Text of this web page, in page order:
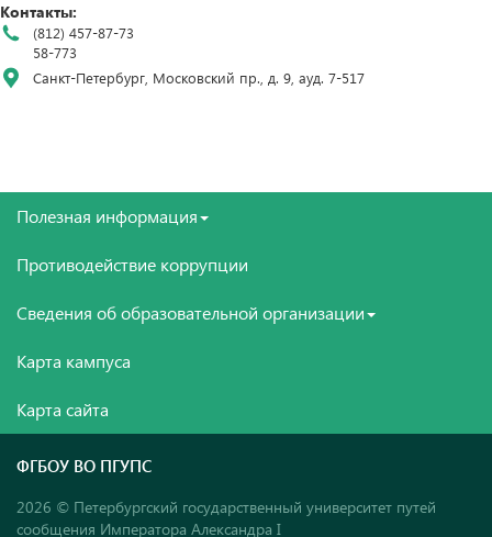
Контакты:
(812) 457-87-73
58-773
Санкт-Петербург, Московский пр., д. 9, ауд. 7-517
Полезная информация
Противодействие коррупции
Сведения об образовательной организации
Карта кампуса
Карта сайта
ФГБОУ ВО ПГУПС
2026 © Петербургский государственный университет путей
сообщения Императора Александра I